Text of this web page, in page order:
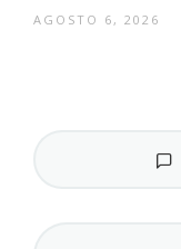
AGOSTO 6, 2026